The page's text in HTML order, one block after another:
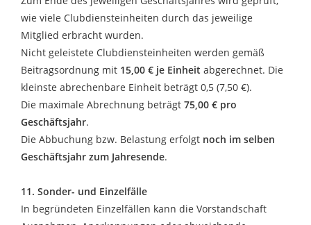
wie viele Clubdiensteinheiten durch das jeweilige
Mitglied erbracht wurden.
Nicht geleistete Clubdiensteinheiten werden gemäß
Beitragsordnung mit 15,00 € je Einheit abgerechnet. Die
kleinste abrechenbare Einheit beträgt 0,5 (7,50 €).
Die maximale Abrechnung beträgt 75,00 € pro
Geschäftsjahr.
Die Abbuchung bzw. Belastung erfolgt noch im selben
Geschäftsjahr zum Jahresende.
11. Sonder- und Einzelfälle
In begründeten Einzelfällen kann die Vorstandschaft